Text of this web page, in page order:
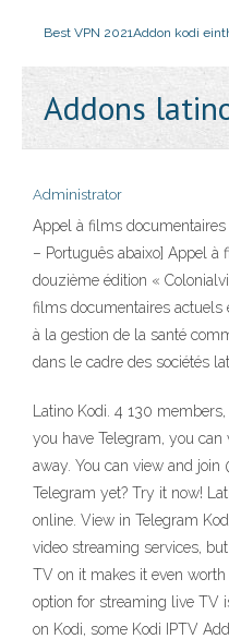
Best VPN 2021Addon kodi
Addons
Administrator
Appel à films documentaires
– Português abaixo] Appel à
douzième édition «
films documentaires actuels
à la gestion de la santé
dans le cadre des sociétés
Latino Kodi. 4 130
you have Telegram, you
away. You can view and join
Telegram yet? Try it now!
online. View in Telegram
video streaming services,
TV on it makes it even
option for streaming live TV
on Kodi, some Kodi IPTV